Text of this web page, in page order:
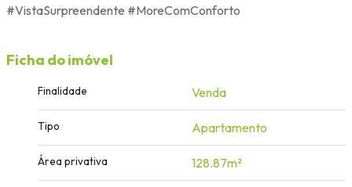
#VistaSurpreendente #MoreComConforto
Ficha do imóvel
Finalidade Venda
Tipo Apartamento
Área privativa 128.87m²